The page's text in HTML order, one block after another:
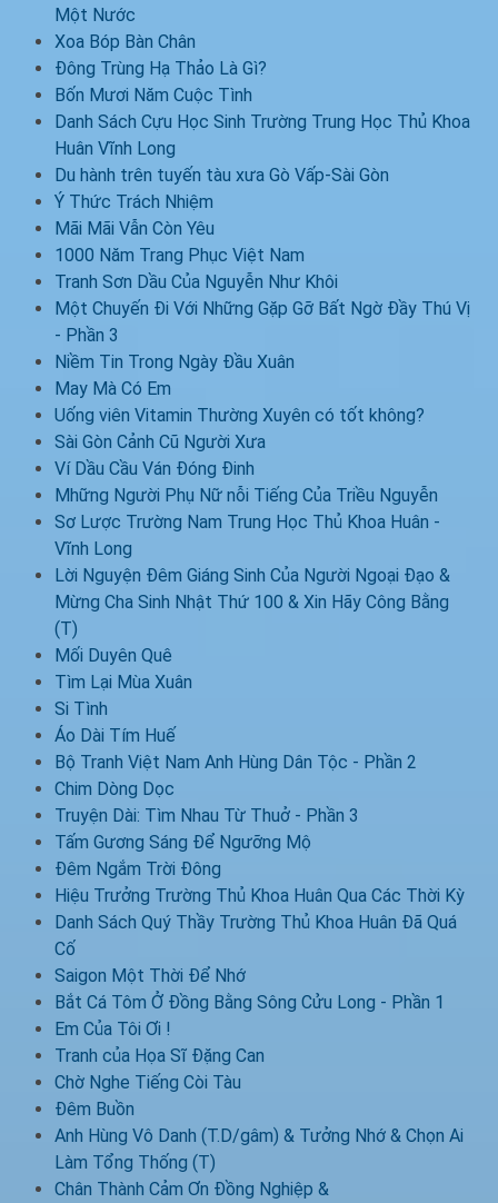
Một Nước
Xoa Bóp Bàn Chân
Đông Trùng Hạ Thảo Là Gì?
Bốn Mươi Năm Cuộc Tình
Danh Sách Cựu Học Sinh Trường Trung Học Thủ Khoa
Huân Vĩnh Long
Du hành trên tuyến tàu xưa Gò Vấp-Sài Gòn
Ý Thức Trách Nhiệm
Mãi Mãi Vẫn Còn Yêu
1000 Năm Trang Phục Việt Nam
Tranh Sơn Dầu Của Nguyễn Như Khôi
Một Chuyến Đi Với Những Gặp Gỡ Bất Ngờ Đầy Thú Vị
- Phần 3
Niềm Tin Trong Ngày Đầu Xuân
May Mà Có Em
Uống viên Vitamin Thường Xuyên có tốt không?
Sài Gòn Cảnh Cũ Người Xưa
Ví Dầu Cầu Ván Đóng Đinh
Mhững Người Phụ Nữ nỗi Tiếng Của Triều Nguyễn
Sơ Lược Trường Nam Trung Học Thủ Khoa Huân -
Vĩnh Long
Lời Nguyện Đêm Giáng Sinh Của Người Ngoại Đạo &
Mừng Cha Sinh Nhật Thứ 100 & Xin Hãy Công Bằng
(T)
Mối Duyên Quê
Tìm Lại Mùa Xuân
Si Tình
Áo Dài Tím Huế
Bộ Tranh Việt Nam Anh Hùng Dân Tộc - Phần 2
Chim Dòng Dọc
Truyện Dài: Tìm Nhau Từ Thuở - Phần 3
Tấm Gương Sáng Để Ngưỡng Mộ
Đêm Ngắm Trời Đông
Hiệu Trưởng Trường Thủ Khoa Huân Qua Các Thời Kỳ
Danh Sách Quý Thầy Trường Thủ Khoa Huân Đã Quá
Cố
Saigon Một Thời Để Nhớ
Bắt Cá Tôm Ở Đồng Bằng Sông Cửu Long - Phần 1
Em Của Tôi Ơi !
Tranh của Họa Sĩ Đặng Can
Chờ Nghe Tiếng Còi Tàu
Đêm Buồn
Anh Hùng Vô Danh (T.D/gâm) & Tưởng Nhớ & Chọn Ai
Làm Tổng Thống (T)
Chân Thành Cảm Ơn Đồng Nghiệp &